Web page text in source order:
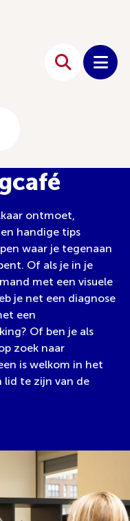
ontmoet,
handige tips
waar je tegenaan
Of als je in je
met een visuele
je net een diagnose
een
Of ben je als
zoek naar
is welkom in het
lid te zijn van de